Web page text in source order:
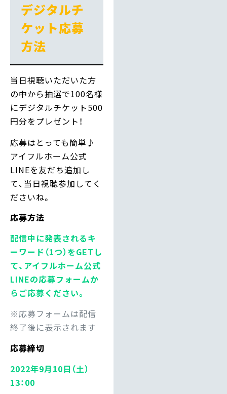
デジタルチ
ケット応募
方法
当日視聴いただいた方
の中から抽選で100名様
にデジタルチケット500
円分をプレゼント！
応募はとっても簡単♪
アイフルホーム公式
LINEを友だち追加し
て、当日視聴参加してく
ださいね。
応募方法
配信中に発表されるキ
ーワード（1つ）をGETし
て、アイフルホーム公式
LINEの応募フォームか
らご応募ください。
※応募フォームは配信
終了後に表示されます
応募締切
2022年9月10日（土）
13：00